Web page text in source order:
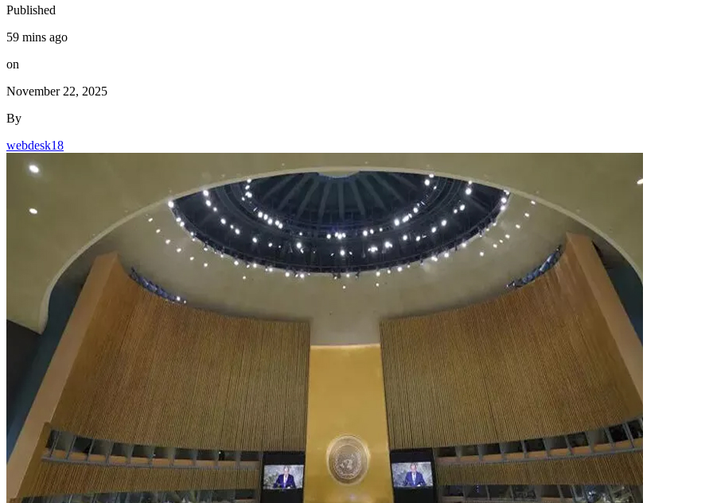
Published
59 mins ago
on
November 22, 2025
By
webdesk18